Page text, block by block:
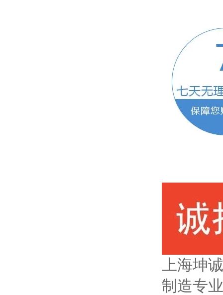
上海坤
制造专